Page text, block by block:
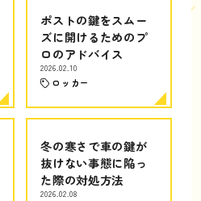
ポストの鍵をスムー
ズに開けるためのプ
ロのアドバイス
2026.02.10
ロッカー
冬の寒さで車の鍵が
抜けない事態に陥っ
た際の対処方法
2026.02.08